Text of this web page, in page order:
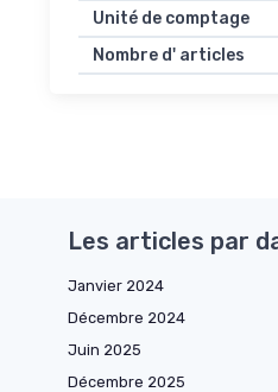
Unité de comptage
Nombre d' articles
Les articles par
Janvier 2024
Décembre 2024
Juin 2025
Décembre 2025